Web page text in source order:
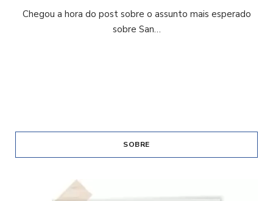
Chegou a hora do post sobre o assunto mais esperado
sobre San…
SOBRE